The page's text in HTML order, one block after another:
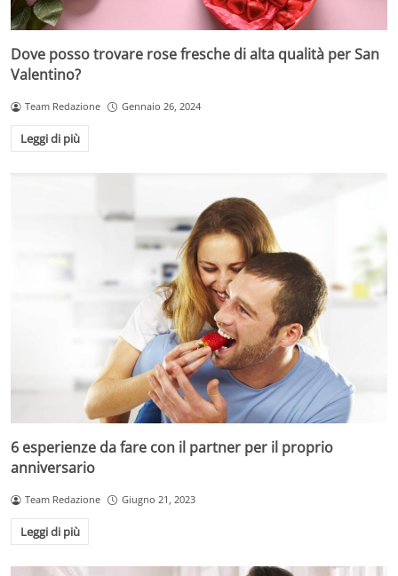
Dove posso trovare rose fresche di alta qualità per San
Valentino?
Team Redazione Gennaio 26, 2024
Leggi di più
6 esperienze da fare con il partner per il proprio
anniversario
Team Redazione Giugno 21, 2023
Leggi di più